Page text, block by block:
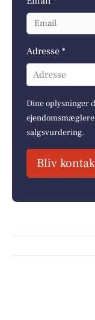
Adresse *
Adresse
Dine oplysninger
salgsvurdering.
Bliv